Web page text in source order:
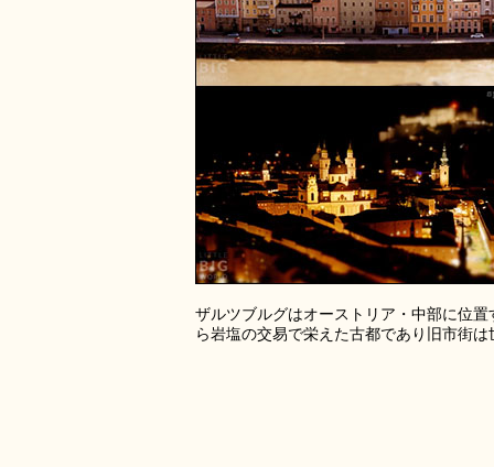
ザルツブルグはオーストリア・中部に位
ら岩塩の交易で栄えた古都であり旧市街